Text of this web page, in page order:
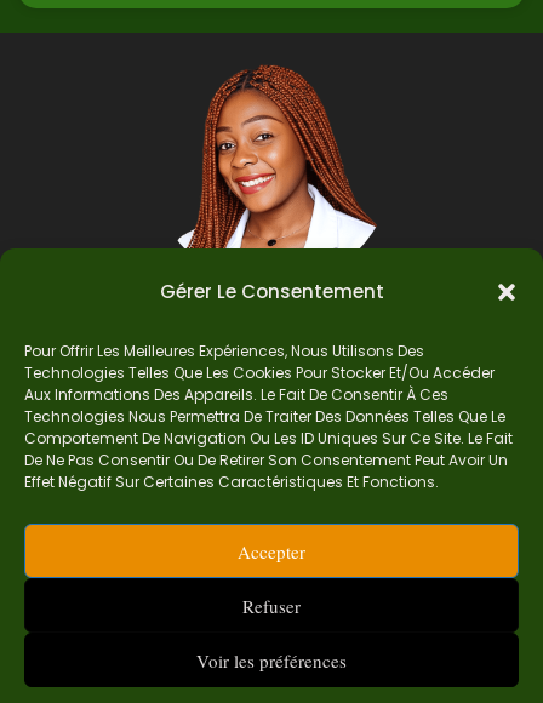
Gérer Le Consentement
Pour Offrir Les Meilleures Expériences, Nous Utilisons Des
Technologies Telles Que Les Cookies Pour Stocker Et/ou Accéder
Aux Informations Des Appareils. Le Fait De Consentir À Ces
Technologies Nous Permettra De Traiter Des Données Telles Que Le
Comportement De Navigation Ou Les ID Uniques Sur Ce Site. Le Fait
De Ne Pas Consentir Ou De Retirer Son Consentement Peut Avoir Un
Effet Négatif Sur Certaines Caractéristiques Et Fonctions.
Accepter
Refuser
Voir les préférences
Auteur
Je suis Madame Mba, une enseignante certifiée
de mathématiques. Sur Ndolomath, je partage
astuces et conseils pour t’aider à comprendre,
aimer et réussir en maths pas à pas.
contact.ndolomath@gmail.com ou au